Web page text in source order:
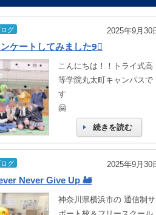
グ 2025年9月30
ケートしてみました9⃣
こんにちは！！トライ式高
等学院丸太町キャンパスで
す
🤗
続きを読む
ログ 2025年9月30
Never Give Up 🚂
神奈川県横浜市の 通信制サ